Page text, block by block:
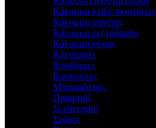
Κάλυμμα λεβιέ ταχυτήτων
Κάλυμμα μανέτας
Κάλυμμα ρεζερβουάρ
Κάλυμμα σέλας
Κλειδαριές
Κουβέρτες
Κουκούλες
Μπαγιαζιέρες
Παρμπρίζ
Συναγερμοί
Σχάρες